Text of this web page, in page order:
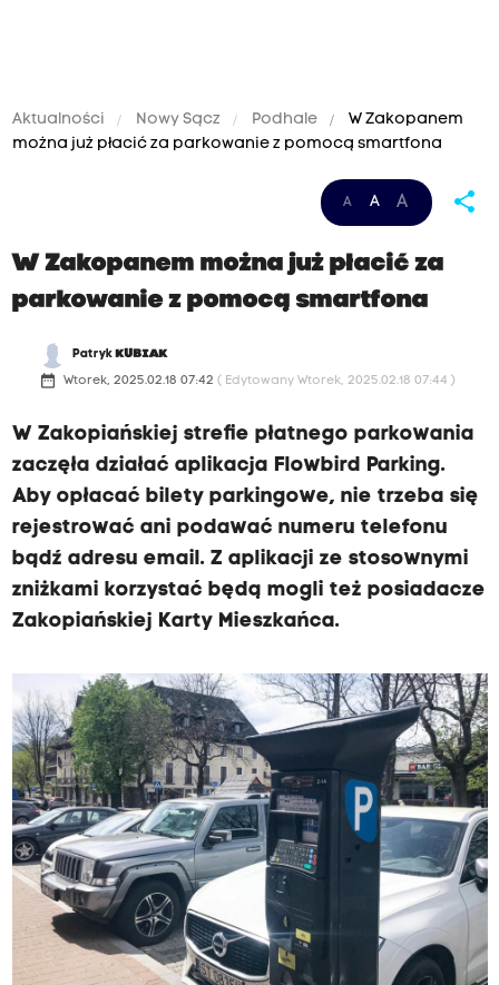
Aktualności Nowy Sącz Podhale
W Zakopanem
można już płacić za parkowanie z pomocą smartfona
A A A share
W Zakopanem można już płacić za
parkowanie z pomocą smartfona
Patryk KUBIAK
date_range Wtorek, 2025.02.18 07:42 ( Edytowany Wtorek, 2025.02.18 07:44 )
W Zakopiańskiej strefie płatnego parkowania
zaczęła działać aplikacja Flowbird Parking.
Aby opłacać bilety parkingowe, nie trzeba się
rejestrować ani podawać numeru telefonu
bądź adresu email. Z aplikacji ze stosownymi
zniżkami korzystać będą mogli też posiadacze
Zakopiańskiej Karty Mieszkańca.